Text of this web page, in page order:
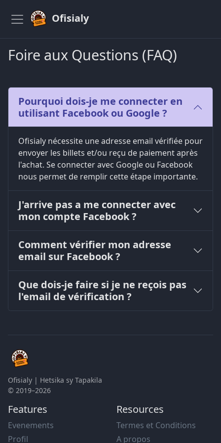
Ofisialy
Foire aux Questions (FAQ)
Pourquoi dois-je me connecter en
utilisant Facebook ou Google ?
Ofisialy nécessite une adresse email vérifiée pour
envoyer les billets et/ou reçu de paiement après
l'achat. Se connecter avec Google ou Facebook
nous permet de remplir cette étape importante.
J'arrive pas a me connecter avec
mon compte Facebook ?
Comment vérifier mon adresse
email sur Facebook ?
Que dois-je faire si je ne reçois pas
l'email de vérification ?
Ofisialy | Hetsika sy Tapakila
© 2019–2026
Features
Evenements
Profil
Resources
Termes et Conditions
A propos